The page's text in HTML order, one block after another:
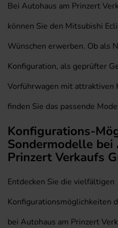
Bei Autohaus am Prinzert
können Sie den Mitsubishi
Wünschen erwerben. Ob als
Konfiguration, als geprüfter
Vorführwagen mit attraktiven
finden Sie das passende
Konfigurations-
Sondermodelle bei
Prinzert Verkaufs
Entdecken Sie die vielfältigen
Konfigurationsmöglichkeiten
bei Autohaus am Prinzert